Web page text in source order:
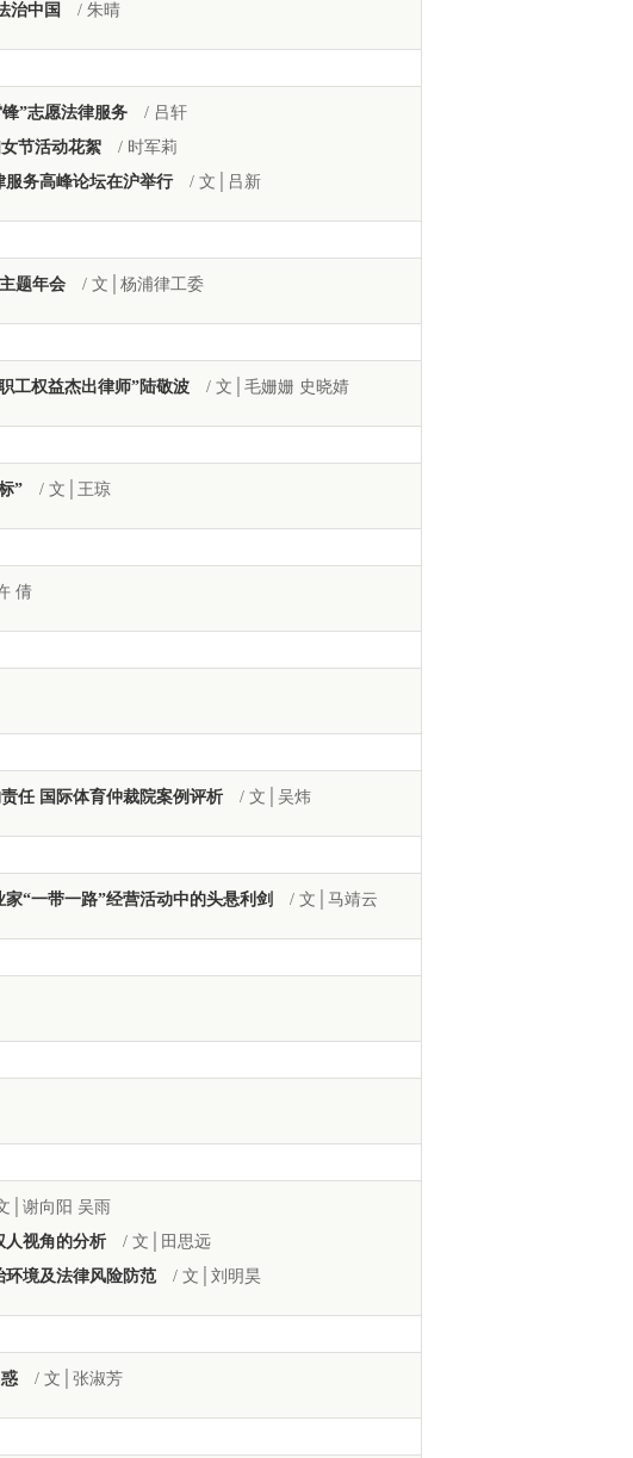
治中国 / 朱晴
”志愿法律服务
/ 吕轩
节活动花絮
/ 时军莉
服务高峰论坛在沪举行
/ 文│吕新
题年会 / 文│杨浦律工委
工权益杰出律师”陆敬波 / 文│毛姗姗 史晓婧
” / 文│王琼
倩
任 国际体育仲裁院案例评析 / 文│吴炜
“一带一路”经营活动中的头悬利剑 / 文│马靖云
│谢向阳 吴雨
人视角的分析
/ 文│田思远
环境及法律风险防范
/ 文│刘明昊
/ 文│张淑芳